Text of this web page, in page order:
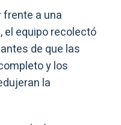
a una
el equipo recolectó
de que las
y los
la